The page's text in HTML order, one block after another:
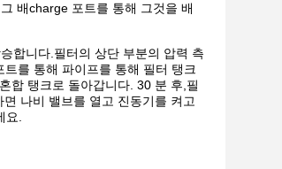
배charge 포트를 통해 그것을 배
합니다.필터의 상단 부분의 압력 측
를 통해 파이프를 통해 필터 탱크
합 탱크로 돌아갑니다. 30 분 후,필
나비 밸브를 열고 진동기를 켜고
.